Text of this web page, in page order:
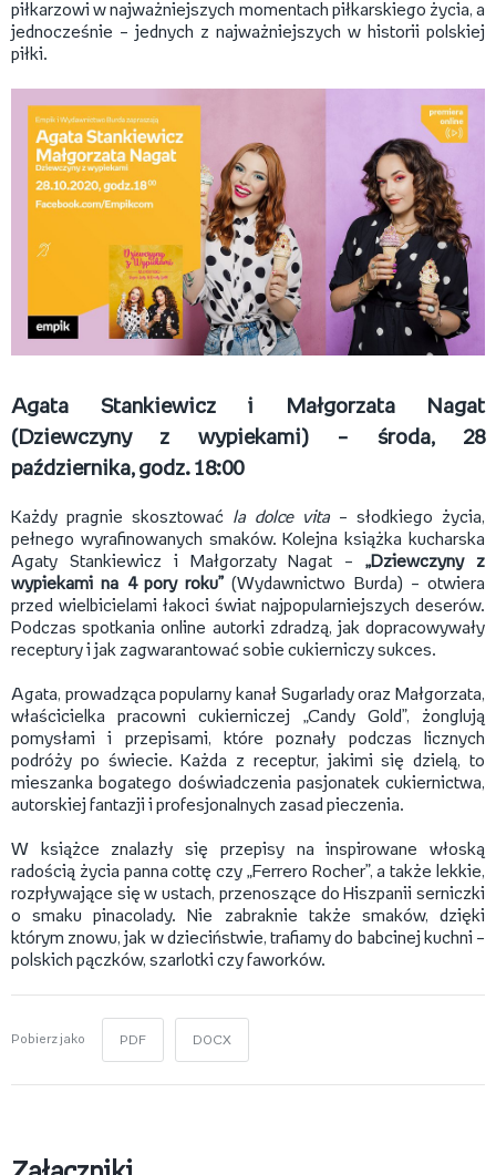
piłkarzowi w najważniejszych momentach piłkarskiego życia, a
jednocześnie – jednych z najważniejszych w historii polskiej
piłki.
Agata Stankiewicz i Małgorzata Nagat
(Dziewczyny z wypiekami) – środa, 28
października, godz. 18:00
Każdy pragnie skosztować la dolce vita – słodkiego życia,
pełnego wyrafinowanych smaków. Kolejna książka kucharska
Agaty Stankiewicz i Małgorzaty Nagat –„Dziewczyny z
wypiekami na 4 pory roku”(Wydawnictwo Burda) – otwiera
przed wielbicielami łakoci świat najpopularniejszych deserów.
Podczas spotkania online autorki zdradzą, jak dopracowywały
receptury i jak zagwarantować sobie cukierniczy sukces.
Agata, prowadząca popularny kanał Sugarlady oraz Małgorzata,
właścicielka pracowni cukierniczej „Candy Gold”, żonglują
pomysłami i przepisami, które poznały podczas licznych
podróży po świecie. Każda z receptur, jakimi się dzielą, to
mieszanka bogatego doświadczenia pasjonatek cukiernictwa,
autorskiej fantazji i profesjonalnych zasad pieczenia.
W książce znalazły się przepisy na inspirowane włoską
radością życia panna cottę czy „Ferrero Rocher”, a także lekkie,
rozpływające się w ustach, przenoszące do Hiszpanii serniczki
o smaku pinacolady. Nie zabraknie także smaków, dzięki
którym znowu, jak w dzieciństwie, trafiamy do babcinej kuchni –
polskich pączków, szarlotki czy faworków.
Pobierz jako PDF DOCX